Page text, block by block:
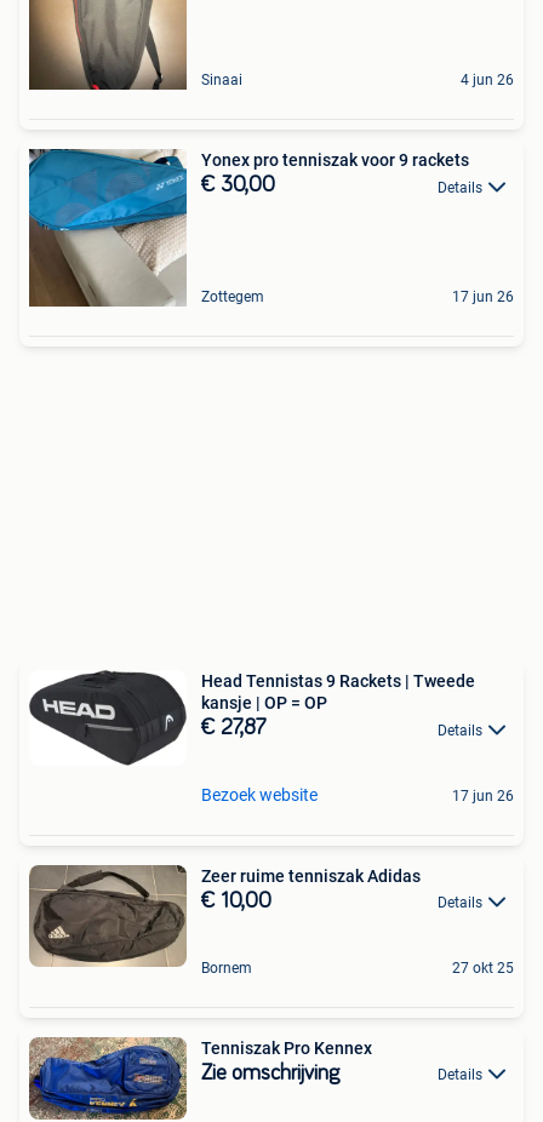
Sinaai 4 jun 26
Yonex pro tenniszak voor 9 rackets
€ 30,00 Details
Zottegem 17 jun 26
Head Tennistas 9 Rackets | Tweede
kansje | OP = OP
€ 27,87 Details
Bezoek website 17 jun 26
Zeer ruime tenniszak Adidas
€ 10,00 Details
Bornem 27 okt 25
Tenniszak Pro Kennex
Zie omschrijving Details